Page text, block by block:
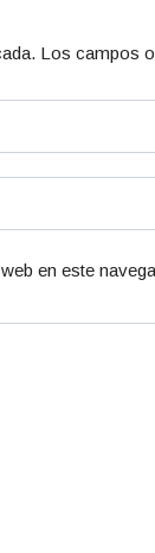
Los campos
en este